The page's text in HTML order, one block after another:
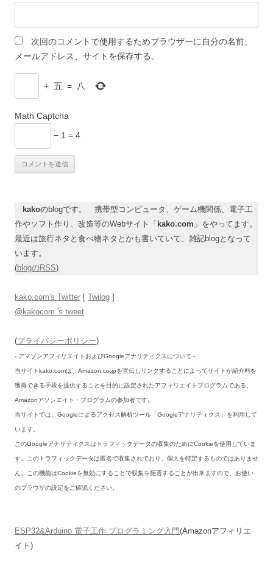
次回のコメントで使用するためブラウザーに自分の名前、
メールアドレス、サイトを保存する。
+ 五 = 八
Math Captcha
− 1 = 4
kakoのblogです。 携帯型コンピュータ、ゲーム機関係、電子工
作やソフト作り、改造等のWebサイト「 kako.com 」をやってます。
最近は旅行ネタと食べ物ネタとかも書いていて、雑記blogとなって
います。
(blogのRSS)
kako.com's Twitter [ Twilog ]
@kakocom 's tweet
(プライバシーポリシー)
- アマゾンアフィリエイトおよびGoogleアナリティクスについて -
当サイトkako.comは、Amazon.co.jpを宣伝しリンクすることによってサイトが紹介料を
獲得できる手段を提供することを目的に設定されたアフィリエイトプログラムである、
Amazonアソシエイト・プログラムの参加者です。
当サイトでは、Googleによるアクセス解析ツール「Googleアナリティクス」を利用して
います。
このGoogleアナリティクスはトラフィックデータの収集のためにCookieを使用していま
す。このトラフィックデータは匿名で収集されており、個人を特定するものではありませ
ん。この機能はCookieを無効にすることで収集を拒否することが出来ますので、お使い
のブラウザの設定をご確認ください。
ESP32&Arduino 電子工作 プログラミング入門(Amazonアフィリエ
イト)